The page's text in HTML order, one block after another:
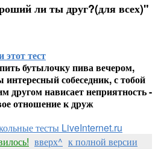
ли ты друг?(для всех)"
этот тест
бутылочку пива вечером,
собеседник, с тобой
другом нависает неприятность -
отношение к друж
тесты LiveInternet.ru
вверх^ к полной версии